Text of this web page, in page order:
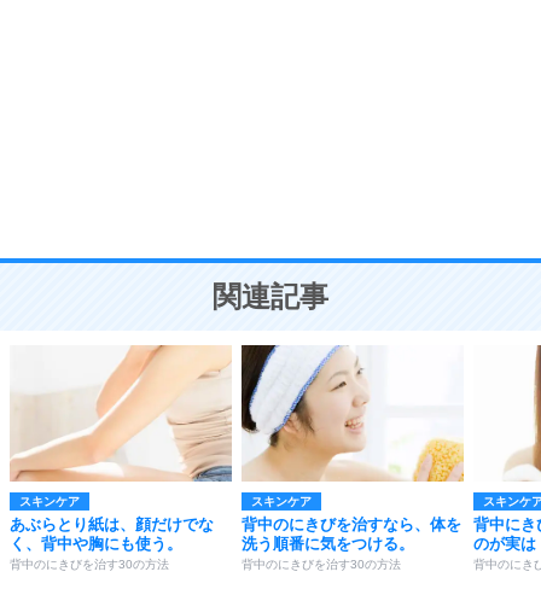
ことが大切。
関連記事
スキンケア
あぶらとり紙は、顔だけでな
く、背中や胸にも使う。
背中のにきびを治す30の方法
スキンケア
背中のにきびを治すなら、体を
洗う順番に気をつける。
背中のにきびを治す30の方法
スキンケ
背中にき
のが実は
背中のにき